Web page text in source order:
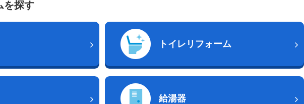
を探す
トイレリフォーム
給湯器